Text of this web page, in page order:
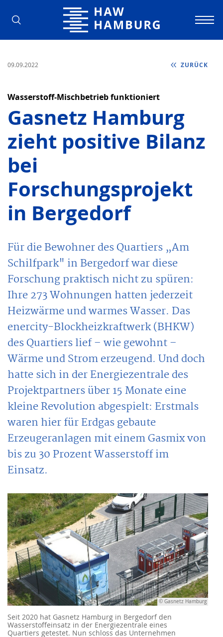
Hochschule für Angewandte
09.09.2022 ZURÜCK
Wasserstoff-Mischbetrieb funktioniert
Gasnetz Hamburg
zieht positive Bilanz
bei
Forschungsprojekt
in Bergedorf
Für die Bewohner des Quartiers „Am
Schilfpark" in Bergedorf war diese
Forschung praktisch nicht zu spüren:
Ihre 273 Wohnungen hatten jederzeit
Heizwärme und warmes Wasser. Das
enercity-Blockheizkraftwerk (BHKW)
des Quartiers lief – wie gewohnt –
Wärme und Strom erzeugend. Und doch
hatte sich in der Energiezentrale des
Projektpartners über 15 Monate eine
kleine Revolution abgespielt: Erstmals
waren hier für Erdgas gebaute
Erzeugeranlagen mit einem Gasmix von
bis zu 30 Prozent Wasserstoff im
Einsatz.
© Gasnetz Hamburg
Seit 2020 hat Gasnetz Hamburg in Bergedorf den
Wasserstoffeinsatz in der Energiezentrale eines
Quartiers getestet. Nun schloss das Unternehmen